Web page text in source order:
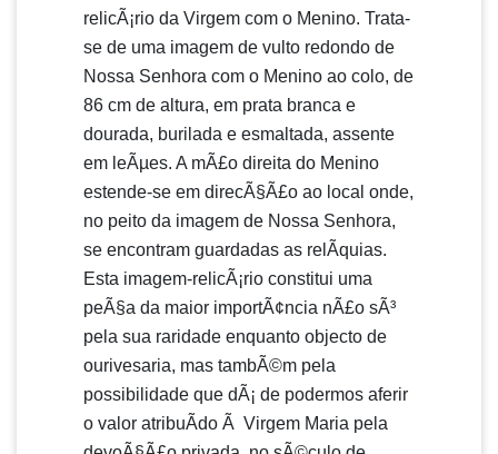
relicÃ¡rio da Virgem com o Menino. Trata-
se de uma imagem de vulto redondo de
Nossa Senhora com o Menino ao colo, de
86 cm de altura, em prata branca e
dourada, burilada e esmaltada, assente
em leÃµes. A mÃ£o direita do Menino
estende-se em direcÃ§Ã£o ao local onde,
no peito da imagem de Nossa Senhora,
se encontram guardadas as relÃ­quias.
Esta imagem-relicÃ¡rio constitui uma
peÃ§a da maior importÃ¢ncia nÃ£o sÃ³
pela sua raridade enquanto objecto de
ourivesaria, mas tambÃ©m pela
possibilidade que dÃ¡ de podermos aferir
o valor atribuÃ­do Ã Virgem Maria pela